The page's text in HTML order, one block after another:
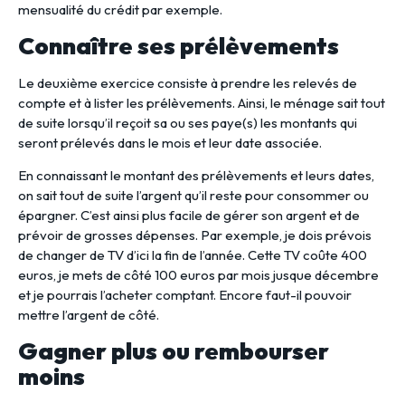
mensualité du crédit par exemple.
Connaître ses prélèvements
Le deuxième exercice consiste à prendre les relevés de
compte et à lister les prélèvements. Ainsi, le ménage sait tout
de suite lorsqu’il reçoit sa ou ses paye(s) les montants qui
seront prélevés dans le mois et leur date associée.
En connaissant le montant des prélèvements et leurs dates,
on sait tout de suite l’argent qu’il reste pour consommer ou
épargner. C’est ainsi plus facile de gérer son argent et de
prévoir de grosses dépenses. Par exemple, je dois prévois
de changer de TV d’ici la fin de l’année. Cette TV coûte 400
euros, je mets de côté 100 euros par mois jusque décembre
et je pourrais l’acheter comptant. Encore faut-il pouvoir
mettre l’argent de côté.
Gagner plus ou rembourser
moins